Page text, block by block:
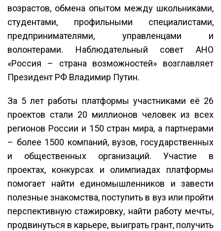
возрастов, обмена опытом между школьниками,
студентами, профильными специалистами,
предпринимателями, управленцами и
волонтерами. Наблюдательный совет АНО
«Россия – страна возможностей» возглавляет
Президент РФ Владимир Путин.
За 5 лет работы платформы участниками её 26
проектов стали 20 миллионов человек из всех
регионов России и 150 стран мира, а партнерами
– более 1500 компаний, вузов, государственных
и общественных организаций. Участие в
проектах, конкурсах и олимпиадах платформы
помогает найти единомышленников и завести
полезные знакомства, поступить в вуз или пройти
перспективную стажировку, найти работу мечты,
продвинуться в карьере, выиграть грант, получить